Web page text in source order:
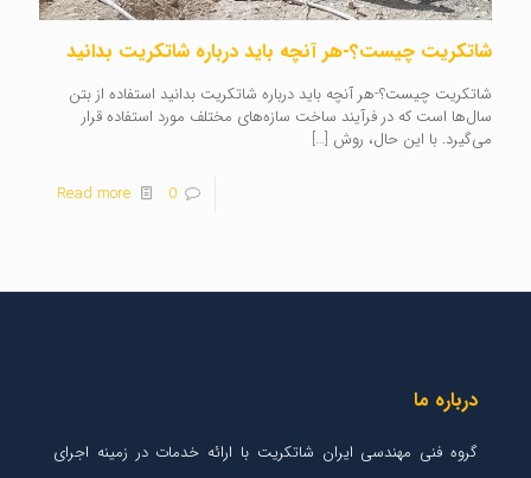
شاتکریت چیست؟-هر آنچه باید درباره شاتکریت بدانید
شاتکریت چیست؟-هر آنچه باید درباره شاتکریت بدانید استفاده از بتن
سال‌ها است که در فرآیند ساخت سازه‌های مختلف مورد استفاده قرار
می‌گیرد. با این حال، روش […]
0
Read more
درباره ما
گروه فنی مهندسی ایران شاتکریت با ارائه خدمات در زمینه اجرای